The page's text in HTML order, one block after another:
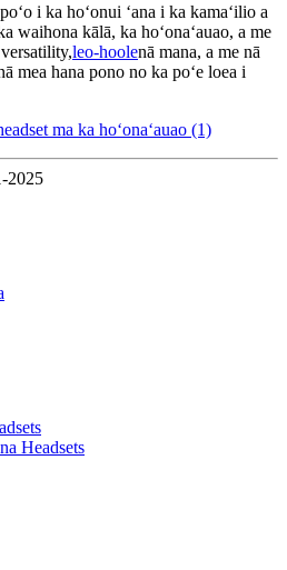
i ka hoʻonui ʻana i ka kamaʻilio a
waihona kālā, ka hoʻonaʻauao, a me
leo-hoolenā mana, a me nā
mea hana pono no ka poʻe loea i
2025
Headsets